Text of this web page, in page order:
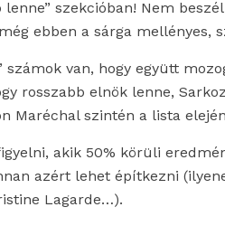
lenne” szekcióban! Nem
ebben a sárga mellényes,
számok van, hogy együtt
rosszabb elnök lenne,
Maréchal szintén a lista
akik 50% körüli
azért lehet építkezni
Lagarde…).